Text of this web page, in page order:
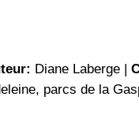
Diane Laberge |
, parcs de la